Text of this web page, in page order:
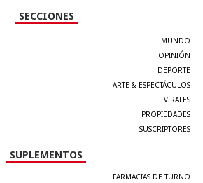
SECCIONES
MUNDO
OPINIÓN
DEPORTE
ARTE & ESPECTÁCULOS
VIRALES
PROPIEDADES
SUSCRIPTORES
SUPLEMENTOS
FARMACIAS DE TURNO